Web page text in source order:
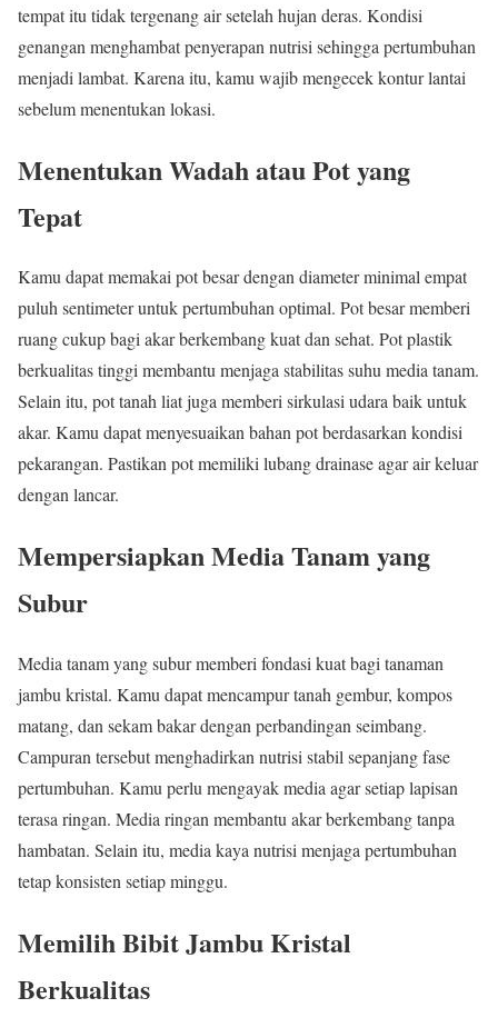
tempat itu tidak tergenang air setelah hujan deras. Kondisi
genangan menghambat penyerapan nutrisi sehingga pertumbuhan
menjadi lambat. Karena itu, kamu wajib mengecek kontur lantai
sebelum menentukan lokasi.
Menentukan Wadah atau Pot yang
Tepat
Kamu dapat memakai pot besar dengan diameter minimal empat
puluh sentimeter untuk pertumbuhan optimal. Pot besar memberi
ruang cukup bagi akar berkembang kuat dan sehat. Pot plastik
berkualitas tinggi membantu menjaga stabilitas suhu media tanam.
Selain itu, pot tanah liat juga memberi sirkulasi udara baik untuk
akar. Kamu dapat menyesuaikan bahan pot berdasarkan kondisi
pekarangan. Pastikan pot memiliki lubang drainase agar air keluar
dengan lancar.
Mempersiapkan Media Tanam yang
Subur
Media tanam yang subur memberi fondasi kuat bagi tanaman
jambu kristal. Kamu dapat mencampur tanah gembur, kompos
matang, dan sekam bakar dengan perbandingan seimbang.
Campuran tersebut menghadirkan nutrisi stabil sepanjang fase
pertumbuhan. Kamu perlu mengayak media agar setiap lapisan
terasa ringan. Media ringan membantu akar berkembang tanpa
hambatan. Selain itu, media kaya nutrisi menjaga pertumbuhan
tetap konsisten setiap minggu.
Memilih Bibit Jambu Kristal
Berkualitas